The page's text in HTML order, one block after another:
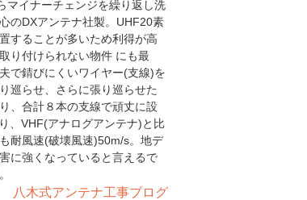
マイナーチェンジを繰り返し洗
のDXアンテナ社製。UHF20素
することが多いため利得が高
り付けられない物件 にも最
で錆びにくいワイヤー(支線)を
巡らせ、さらに張り巡らせた
、合計８本の支線で頑丈に設
、VHF(アナログアンテナ)と比
耐風速(破壊風速)50m/s。地デ
に強くなっていると言えるで
八木式アンテナ工事ブログ